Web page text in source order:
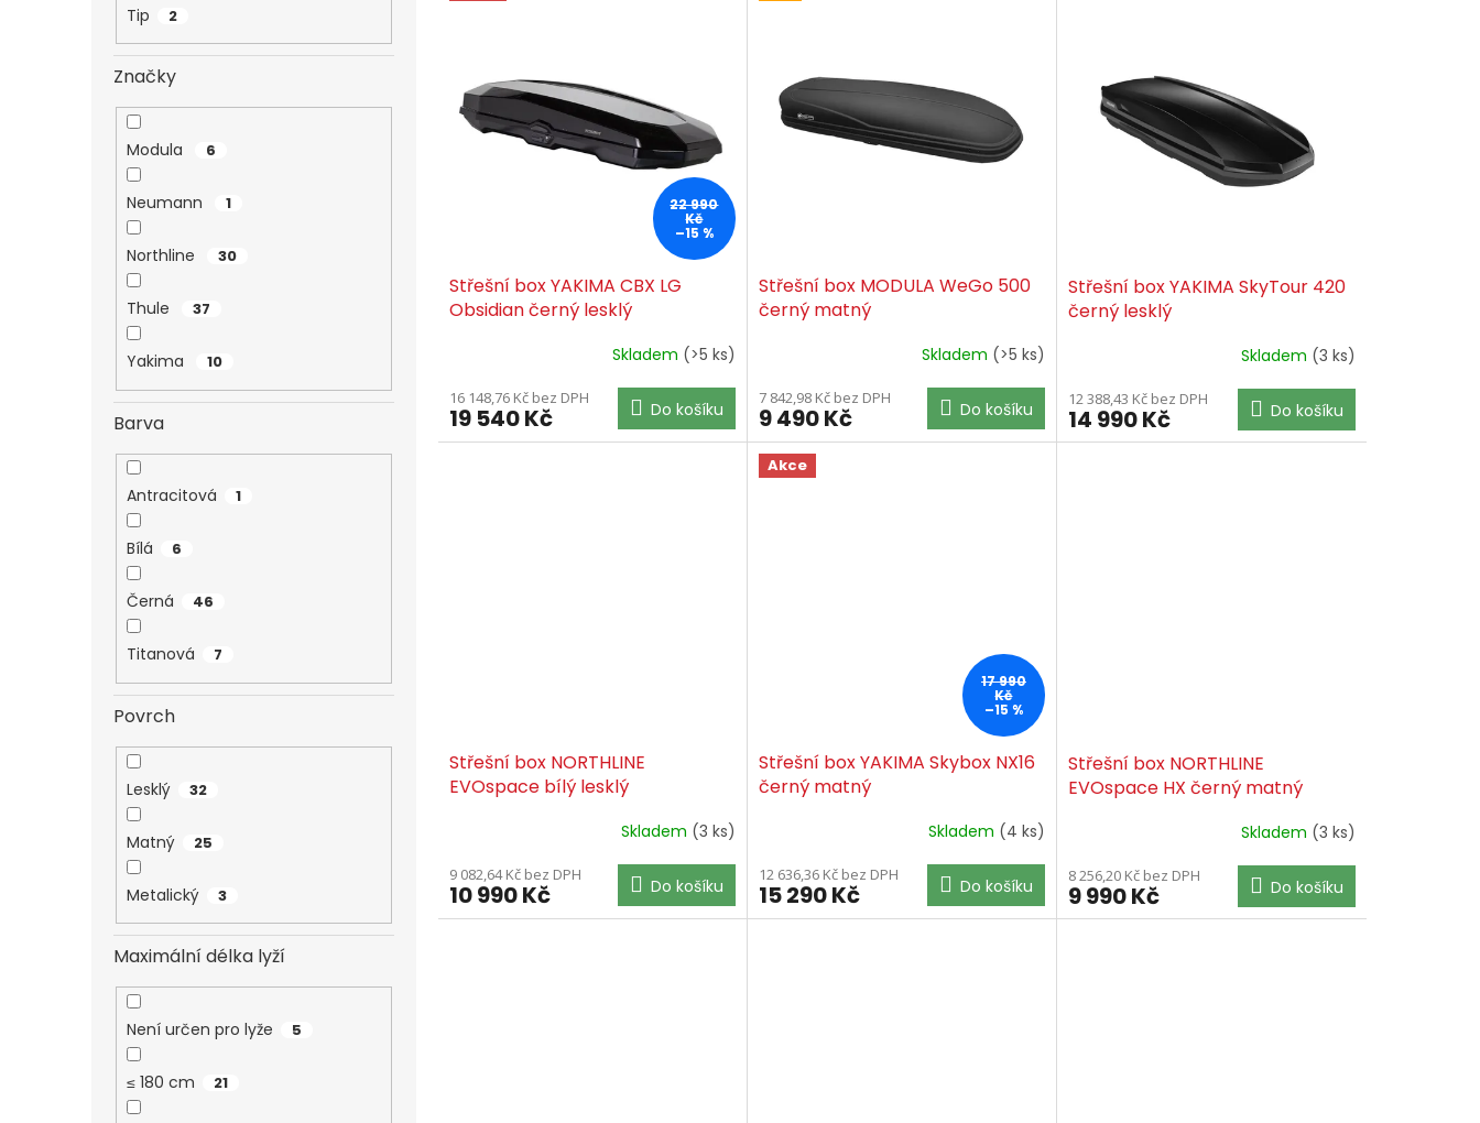
Tip 2
Značky
Modula 6
Neumann 1
Northline 30
Thule 37
Yakima 10
Barva
Antracitová 1
Bílá 6
Černá 46
Titanová 7
Povrch
Lesklý 32
Matný 25
Metalický 3
Maximální délka lyží
Není určen pro lyže 5
≤ 180 cm 21
22 990
Kč
–15 %
Střešní box YAKIMA CBX LG
Obsidian černý lesklý
Skladem (>5 ks)
16 148,76 Kč bez DPH
19 540 Kč Do košíku
Střešní box MODULA WeGo 500
černý matný
Skladem (>5 ks)
7 842,98 Kč bez DPH
9 490 Kč Do košíku
Střešní box YAKIMA SkyTour 420
černý lesklý
Skladem (3 ks)
12 388,43 Kč bez DPH
14 990 Kč Do košíku
Střešní box NORTHLINE
EVOspace bílý lesklý
Skladem (3 ks)
9 082,64 Kč bez DPH
10 990 Kč Do košíku
Akce
17 990
Kč
–15 %
Střešní box YAKIMA Skybox NX16
černý matný
Skladem (4 ks)
12 636,36 Kč bez DPH
15 290 Kč Do košíku
Střešní box NORTHLINE
EVOspace HX černý matný
Skladem (3 ks)
8 256,20 Kč bez DPH
9 990 Kč Do košíku